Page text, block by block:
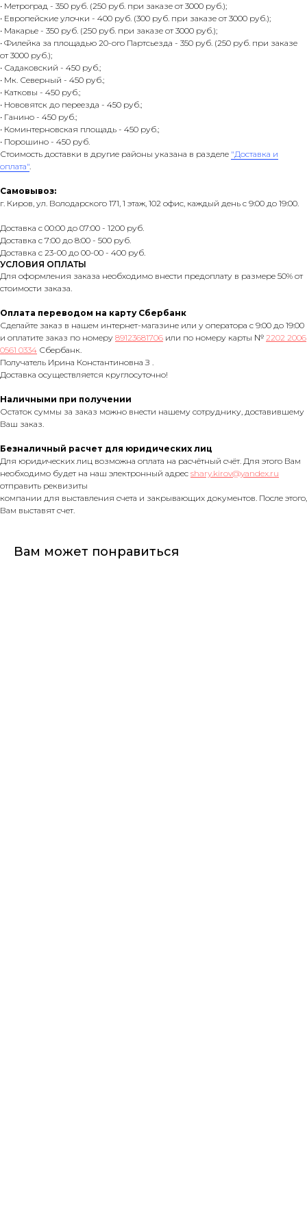
• Метроград - 350 руб. (250 руб. при заказе от 3000 руб.);
• Европейские улочки - 400 руб. (300 руб. при заказе от 3000 руб.);
• Макарье - 350 руб. (250 руб. при заказе от 3000 руб.);
• Филейка за площадью 20-ого Партсьезда - 350 руб. (250 руб. при заказе
от 3000 руб.);
• Садаковский - 450 руб.;
• Мк. Северный - 450 руб.;
• Катковы - 450 руб.;
• Нововятск до переезда - 450 руб.;
• Ганино - 450 руб.;
• Коминтерновская площадь - 450 руб.;
• Порошино - 450 руб.
Стоимость доставки в другие районы указана в разделе "Доставка и
оплата".
Самовывоз:
г. Киров, ул. Володарского 171, 1 этаж, 102 офис, каждый день с 9:00 до 19:00.
Доставка с 00:00 до 07:00 - 1200 руб.
Доставка с 7:00 до 8:00 - 500 руб.
Доставка с 23-00 до 00-00 - 400 руб.
УСЛОВИЯ ОПЛАТЫ
Для оформления заказа необходимо внести предоплату в размере 50% от
стоимости заказа.
Оплата переводом на карту Сбербанк
Сделайте заказ в нашем интернет-магазине или у оператора с 9:00 до 19:00
и оплатите заказ по номеру 89123681706 или по номеру карты № 2202 2006
0561 0334 Сбербанк.
Получатель Ирина Константиновна З .
Доставка осуществляется круглосуточно!
Наличными при получении
Остаток суммы за заказ можно внести нашему сотруднику, доставившему
Ваш заказ.
Безналичный расчет для юридических лиц
Для юридических лиц возможна оплата на расчётный счёт. Для этого Вам
необходимо будет на наш электронный адрес shary.kirov@yandex.ru
отправить реквизиты
компании для выставления счета и закрывающих документов. После этого,
Вам выставят счет.
Вам может понравиться